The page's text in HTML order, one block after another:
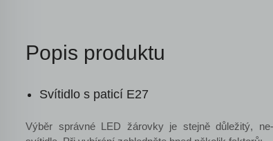
Popis produktu
Svítidlo s paticí E27
Výběr správné LED žárovky je stejně důležitý,